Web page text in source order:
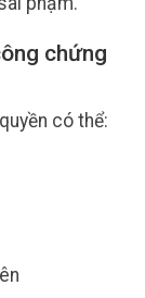
chứng
có thể: